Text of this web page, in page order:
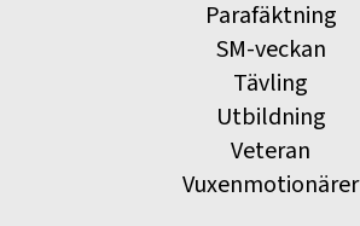
Parafäktning
SM-veckan
Tävling
Utbildning
Veteran
Vuxenmotionärer